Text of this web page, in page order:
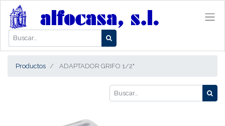
Productos ADAPTADOR GRIFO 1/2"